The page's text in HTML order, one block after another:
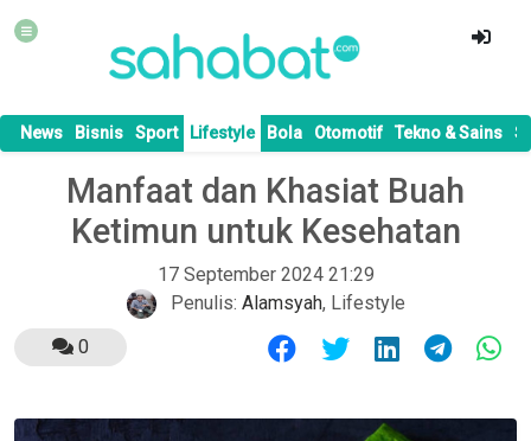
News Bisnis Sport Lifestyle Bola Otomotif Tekno & Sains
Manfaat dan Khasiat Buah
Ketimun untuk Kesehatan
17 September 2024 21:29
Penulis: Alamsyah, Lifestyle
0